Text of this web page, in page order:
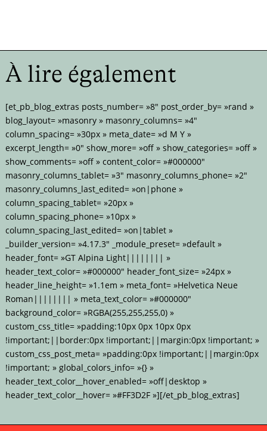
À lire également
[et_pb_blog_extras posts_number= »8″ post_order_by= »rand »
blog_layout= »masonry » masonry_columns= »4″
column_spacing= »30px » meta_date= »d M Y »
excerpt_length= »0″ show_more= »off » show_categories= »off »
show_comments= »off » content_color= »#000000″
masonry_columns_tablet= »3″ masonry_columns_phone= »2″
masonry_columns_last_edited= »on|phone »
column_spacing_tablet= »20px »
column_spacing_phone= »10px »
column_spacing_last_edited= »on|tablet »
_builder_version= »4.17.3″ _module_preset= »default »
header_font= »GT Alpina Light|||||||| »
header_text_color= »#000000″ header_font_size= »24px »
header_line_height= »1.1em » meta_font= »Helvetica Neue
Roman|||||||| » meta_text_color= »#000000″
background_color= »RGBA(255,255,255,0) »
custom_css_title= »padding:10px 0px 10px 0px
!important;||border:0px !important;||margin:0px !important; »
custom_css_post_meta= »padding:0px !important;||margin:0px
!important; » global_colors_info= »{} »
header_text_color__hover_enabled= »off|desktop »
header_text_color__hover= »#FF3D2F »][/et_pb_blog_extras]